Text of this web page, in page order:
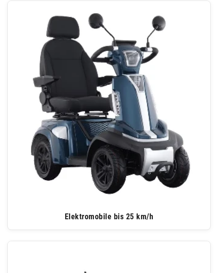
Elektromobile bis 25 km/h